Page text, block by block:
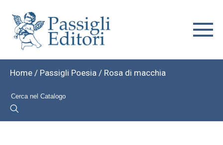
Home / Passigli Poesia / Rosa di macchia